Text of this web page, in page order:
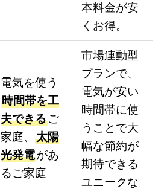
本料金が安
くお得。
電気を使う
時間帯を工
夫できるご
家庭、 太陽
光発電があ
るご家庭
市場連動型
プランで、
電気が安い
時間帯に使
うことで大
幅な節約が
期待できる
ユニークな